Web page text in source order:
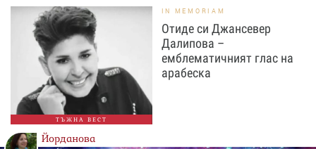
ТЪЖНА ВЕСТ
IN MEMORIAM
Отиде си Джансевер
Далипова –
емблематичният глас на
арабеска
Йорданова